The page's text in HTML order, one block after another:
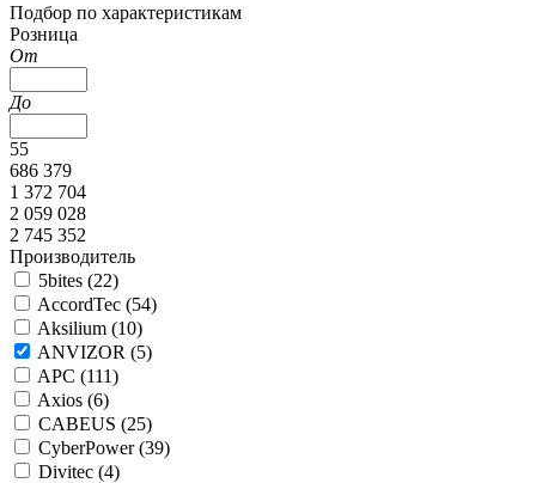
Подбор по характеристикам
Розница
От
До
55
686 379
1 372 704
2 059 028
2 745 352
Производитель
5bites (22)
AccordTec (54)
Aksilium (10)
ANVIZOR (5)
APC (111)
Axios (6)
CABEUS (25)
CyberPower (39)
Divitec (4)